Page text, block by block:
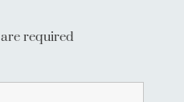
are required